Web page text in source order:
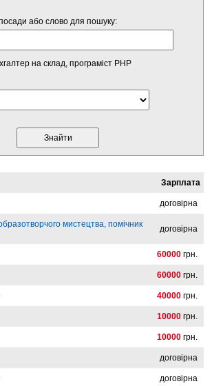
або слово для пошуку:
на склад, програміст PHP
Зарплата
договірна
мистецтва, помічник
договірна
60000 грн.
60000 грн.
40000 грн.
10000 грн.
10000 грн.
договірна
договірна